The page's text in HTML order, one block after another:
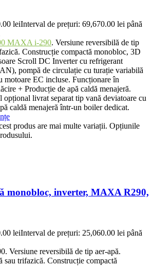
leiInterval de prețuri: 69,670.00 lei până
MAXA i-290. Versiune reversibilă de tip
Construcție compactă monobloc, 3D
Scroll DC Inverter cu refrigerant
pompă de circulație cu turație variabilă
motoare EC incluse. Funcționare în
+ Producție de apă caldă menajeră.
opțional livrat separat tip vană deviatoare cu
caldă menajeră într-un boiler dedicat.
produs are mai multe variații. Opțiunile
monobloc, inverter, MAXA R290,
leiInterval de prețuri: 25,060.00 lei până
Versiune reversibilă de tip aer-apă.
sau trifazică. Construcție compactă